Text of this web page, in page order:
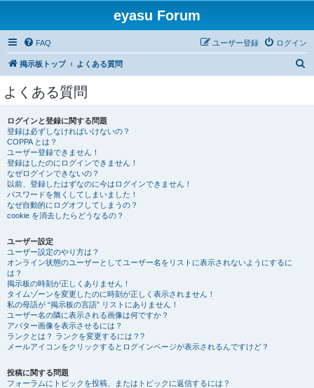
eyasu Forum
FAQ ログイン
ユーザー登録
掲示板トップ よくある質問
よくある質問
ログインと登録に関する問題
登録は必ずしなければいけないの？
COPPA とは？
ユーザー登録できません！
登録はしたのにログインできません！
なぜログインできないの？
以前、登録したはずなのに今はログインできません！
パスワードを無くしてしまいました！
なぜ自動的にログオフしてしまうの？
cookie を消去したらどうなるの？
ユーザー設定
ユーザー設定のやり方は？
オンライン状態のユーザーとしてユーザー名をリストに表示されないようにするに
は？
掲示板の時刻が正しくありません！
タイムゾーンを変更したのに時刻が正しく表示されません！
私の母語が “掲示板の言語” リストにありません！
ユーザー名の隣に表示される画像は何ですか？
アバター画像を表示させるには？
ランクとは？ ランクを変更するには？?
メールアイコンをクリックするとログインページが表示されるんですけど？
投稿に関する問題
フォーラムにトピックを投稿、またはトピックに返信するには？